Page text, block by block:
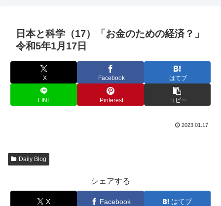
日本と科学（17）「お金のための経済？」
令和5年1月17日
X Facebook はてブ
LINE Pinterest コピー
2023.01.17
Daily Blog
シェアする
X Facebook はてブ